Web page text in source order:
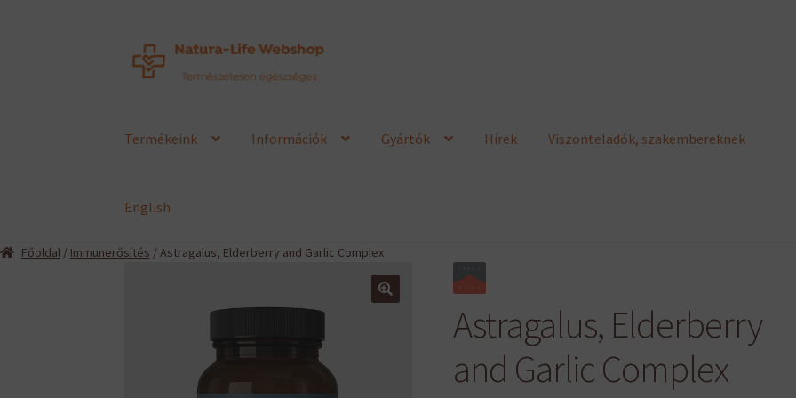
Ugrás
Kilépés
Termékeink Információk Gyártók Hírek Viszonteladók, szakembereknek
English
Főoldal/ Immunerősítés / Astragalus, Elderberry and Garlic Complex
Astragalus, Elderberry
and Garlic Complex